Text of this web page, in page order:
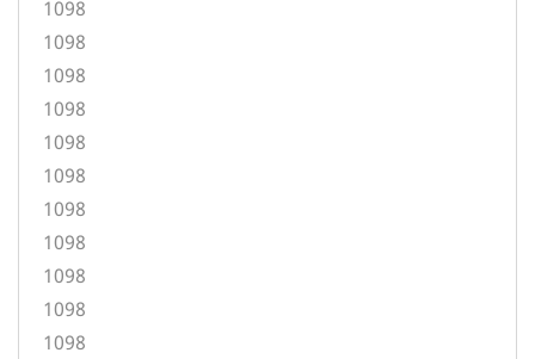
1098
1098
1098
1098
1098
1098
1098
1098
1098
1098
1098